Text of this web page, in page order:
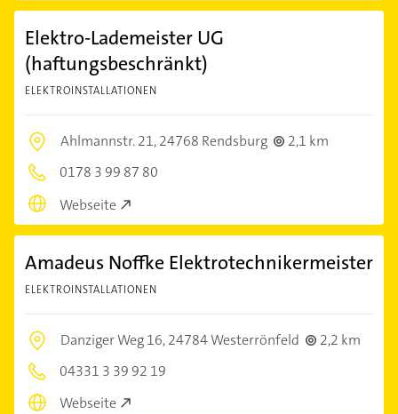
Elektro-Lademeister UG
(haftungsbeschränkt)
ELEKTROINSTALLATIONEN
Ahlmannstr. 21,24768 Rendsburg
2,1 km
0178 3 99 87 80
Webseite
Amadeus Noffke Elektrotechnikermeister
ELEKTROINSTALLATIONEN
Danziger Weg 16,24784 Westerrönfeld
2,2 km
04331 3 39 92 19
Webseite